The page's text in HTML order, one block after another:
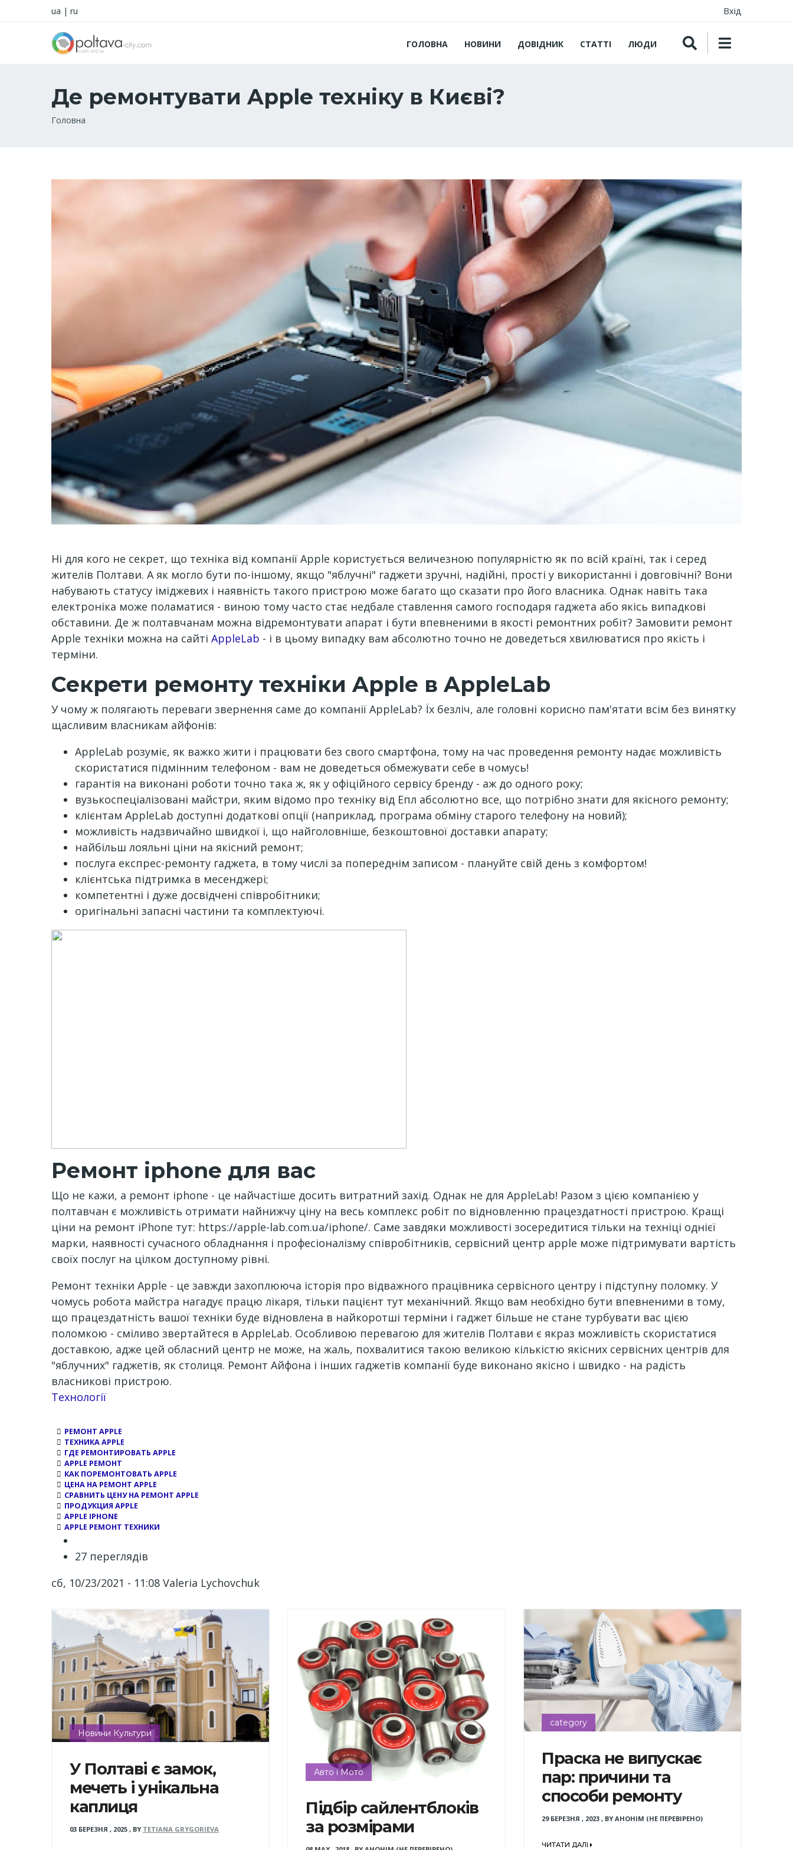
ua | ru Вхід
ГОЛОВНА НОВИНИ ДОВІДНИК СТАТТІ ЛЮДИ
Де ремонтувати Apple техніку в Києві?
Рядок
Головна
Ні для кого не секрет, що техніка від компанії Apple користується величезною популярністю як по всій країні, так і серед
жителів Полтави. А як могло бути по-іншому, якщо "яблучні" гаджети зручні, надійні, прості у використанні і довговічні? Вони
набувають статусу іміджевих і наявність такого пристрою може багато що сказати про його власника. Однак навіть така
електроніка може поламатися - виною тому часто стає недбале ставлення самого господаря гаджета або якісь випадкові
обставини. Де ж полтавчанам можна відремонтувати апарат і бути впевненими в якості ремонтних робіт? Замовити ремонт
Apple техніки можна на сайті AppleLab - і в цьому випадку вам абсолютно точно не доведеться хвилюватися про якість і
терміни.
Секрети ремонту техніки Apple в AppleLab
У чому ж полягають переваги звернення саме до компанії AppleLab? Їх безліч, але головні корисно пам'ятати всім без винятку
щасливим власникам айфонів:
AppleLab розуміє, як важко жити і працювати без свого смартфона, тому на час проведення ремонту надає можливість
скористатися підмінним телефоном - вам не доведеться обмежувати себе в чомусь!
гарантія на виконані роботи точно така ж, як у офіційного сервісу бренду - аж до одного року;
вузькоспеціалізовані майстри, яким відомо про техніку від Епл абсолютно все, що потрібно знати для якісного ремонту;
клієнтам AppleLab доступні додаткові опції (наприклад, програма обміну старого телефону на новий);
можливість надзвичайно швидкої і, що найголовніше, безкоштовної доставки апарату;
найбільш лояльні ціни на якісний ремонт;
послуга експрес-ремонту гаджета, в тому числі за попереднім записом - плануйте свій день з комфортом!
клієнтська підтримка в месенджері;
компетентні і дуже досвідчені співробітники;
оригінальні запасні частини та комплектуючі.
Ремонт iphone для вас
Що не кажи, а ремонт iphone - це найчастіше досить витратний захід. Однак не для AppleLab! Разом з цією компанією у
полтавчан є можливість отримати найнижчу ціну на весь комплекс робіт по відновленню працездатності пристрою. Кращі
ціни на ремонт iPhone тут: https://apple-lab.com.ua/iphone/. Саме завдяки можливості зосередитися тільки на техніці однієї
марки, наявності сучасного обладнання і професіоналізму співробітників, сервісний центр apple може підтримувати вартість
своїх послуг на цілком доступному рівні.
Ремонт техніки Apple - це завжди захоплююча історія про відважного працівника сервісного центру і підступну поломку. У
чомусь робота майстра нагадує працю лікаря, тільки пацієнт тут механічний. Якщо вам необхідно бути впевненими в тому,
що працездатність вашої техніки буде відновлена ​​в найкоротші терміни і гаджет більше не стане турбувати вас цією
поломкою - сміливо звертайтеся в AppleLab. Особливою перевагою для жителів Полтави є якраз можливість скористатися
доставкою, адже цей обласний центр не може, на жаль, похвалитися такою великою кількістю якісних сервісних центрів для
"яблучних" гаджетів, як столиця. Ремонт Айфона і інших гаджетів компанії буде виконано якісно і швидко - на радість
власникові пристрою.
Channel
Технології
РЕМОНТ APPLE
ТЕХНИКА APPLE
ГДЕ РЕМОНТИРОВАТЬ APPLE
APPLE РЕМОНТ
КАК ПОРЕМОНТОВАТЬ APPLE
ЦЕНА НА РЕМОНТ APPLE
СРАВНИТЬ ЦЕНУ НА РЕМОНТ APPLE
ПРОДУКЦИЯ APPLE
APPLE IPHONE
APPLE РЕМОНТ ТЕХНИКИ
27 переглядів
сб, 10/23/2021 - 11:08 Valeria Lychovchuk
Новини Культури
У Полтаві є замок,
мечеть і унікальна
каплиця
03 БЕРЕЗНЯ , 2025 , BY TETIANA GRYGORIEVA
Авто і Мото
Підбір сайлентблоків
за розмірами
category
Праска не випускає
пар: причини та
способи ремонту
29 БЕРЕЗНЯ , 2023, BY АНОНІМ (НЕ ПЕРЕВІРЕНО)
ЧИТАТИ ДАЛІ